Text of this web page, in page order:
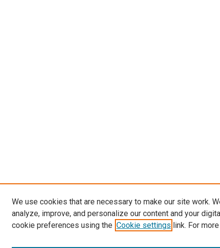
We use cookies that are necessary to make our site work.
analyze, improve, and personalize our content and your
cookie preferences using the Cookie settings link. For